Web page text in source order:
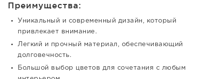
Преимущества:
Уникальный и современный дизайн, который
привлекает внимание.
Легкий и прочный материал, обеспечивающий
долговечность.
Большой выбор цветов для сочетания с любым